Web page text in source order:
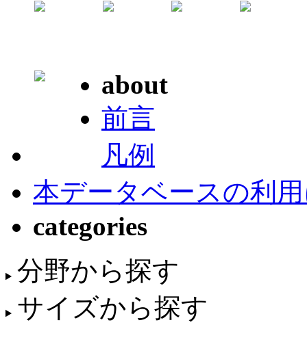
about
前言
凡例
本データベースの利
categories
分野から探す
サイズから探す